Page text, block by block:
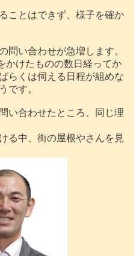
ことはできず、様子を確か
問い合わせが急増します。
かけたものの数日経ってか
らくは伺える日程が組めな
です。
い合わせたところ、同じ理
る中、街の屋根やさんを見